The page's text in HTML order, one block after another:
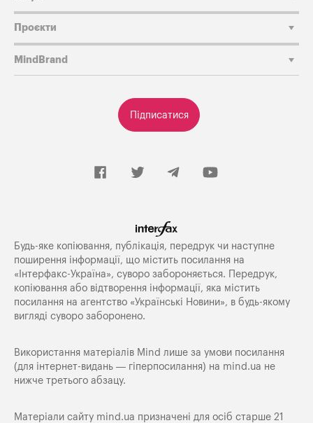
Підписатися
Проєкти
MindBrand
Будь-яке копiювання, публiкацiя, передрук чи наступне
поширення iнформацiї, що мiстить посилання на
«Iнтерфакс-Україна», суворо забороняється. Передрук,
копіювання або відтворення інформації, яка містить
посилання на агентство «Українські Новини», в будь-якому
вигляді суворо заборонено.
Використання матеріалів Mind лише за умови посилання
(для інтернет-видань — гіперпосилання) на mind.ua не
нижче третього абзацу.
Матеріали сайту mind.ua призначені для осіб старше 21